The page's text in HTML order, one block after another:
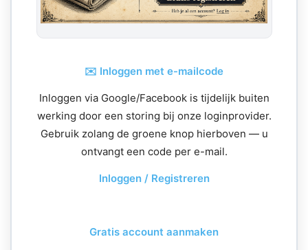
✉️ Inloggen met e-mailcode
Inloggen via Google/Facebook is tijdelijk buiten
werking door een storing bij onze loginprovider.
Gebruik zolang de groene knop hierboven — u
ontvangt een code per e-mail.
Inloggen / Registreren
Gratis account aanmaken